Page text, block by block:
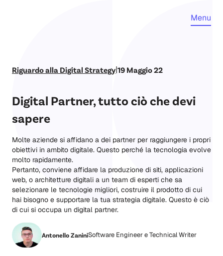
Menu
Riguardo alla Digital Strategy|19 Maggio 22
Digital Partner, tutto ciò che devi
sapere
Molte aziende si affidano a dei partner per raggiungere i propri
obiettivi in ambito digitale. Questo perché la tecnologia evolve
molto rapidamente.
Pertanto, conviene affidare la produzione di siti, applicazioni
web, o architetture digitali a un team di esperti che sa
selezionare le tecnologie migliori, costruire il prodotto di cui
hai bisogno e supportare la tua strategia digitale. Questo è ciò
di cui si occupa un digital partner.
Antonello ZaniniSoftware Engineer e Technical Writer